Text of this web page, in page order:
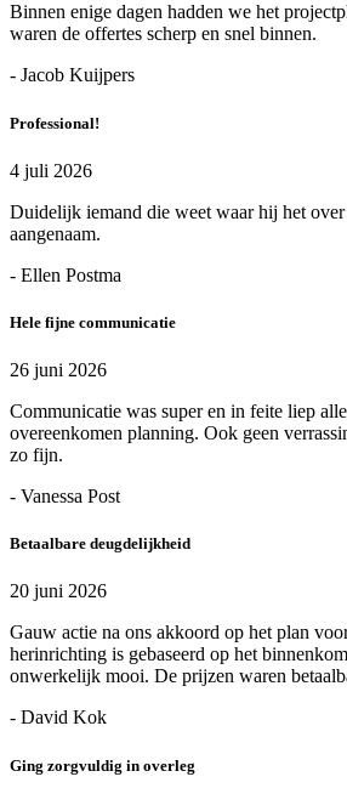
Binnen enige dagen hadden we het
waren de offertes scherp en snel binnen.
- Jacob Kuijpers
Professional!
4 juli 2026
Duidelijk iemand die weet waar hij het
aangenaam.
- Ellen Postma
Hele fijne communicatie
26 juni 2026
Communicatie was super en in feite liep
overeenkomen planning. Ook geen
zo fijn.
- Vanessa Post
Betaalbare deugdelijkheid
20 juni 2026
Gauw actie na ons akkoord op het plan
herinrichting is gebaseerd op het
onwerkelijk mooi. De prijzen waren
- David Kok
Ging zorgvuldig in overleg